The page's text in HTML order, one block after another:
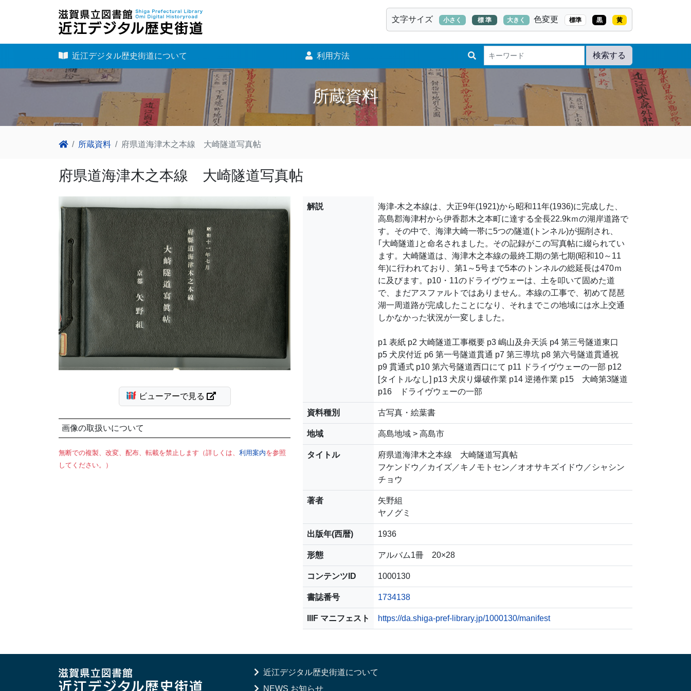
文字サイズ 小さく 標 準 大きく 色変更 標準 黒 黄
近江デジタル歴史街道について 利用方法 検索する
所蔵資料
所蔵資料 府県道海津木之本線 大崎隧道写真帖
府県道海津木之本線 大崎隧道写真帖
ビューアーで見る
画像の取扱いについて
無断での複製、改変、配布、転載を禁止します（詳しくは、 利用案内を参照
してください。）
解説
海津-木之本線は、大正9年(1921)から昭和11年(1936)に完成した、
高島郡海津村から伊香郡木之本町に達する全長22.9kｍの湖岸道路で
す。その中で、海津大崎一帯に5つの隧道(トンネル)が掘削され、
｢大崎隧道｣と命名されました。その記録がこの写真帖に綴られてい
ます。大崎隧道は、海津木之本線の最終工期の第七期(昭和10～11
年)に行われており、第1～5号まで5本のトンネルの総延長は470ｍ
に及びます。p10・11のドライヴウェーは、土を叩いて固めた道
で、まだアスファルトではありません。本線の工事で、初めて琵琶
湖一周道路が完成したことになり、それまでこの地域には水上交通
しかなかった状況が一変しました。
p1 表紙 p2 大崎隧道工事概要 p3 嶋山及弁天浜 p4 第三号隧道東口
p5 犬戻付近 p6 第一号隧道貫通 p7 第三導坑 p8 第六号隧道貫通祝
p9 貫通式 p10 第六号隧道西口にて p11 ドライヴウェーの一部 p12
[タイトルなし] p13 犬戻り爆破作業 p14 逆捲作業 p15 大崎第3隧道
p16 ドライヴウェーの一部
資料種別 古写真・絵葉書
地域 高島地域 > 高島市
タイトル
府県道海津木之本線 大崎隧道写真帖
フケンドウ／カイズ／キノモトセン／オオサキズイドウ／シャシン
チョウ
著者
矢野組
ヤノグミ
出版年(西暦) 1936
形態 アルバム1冊 20×28
コンテンツID 1000130
書誌番号 1734138
IIIF マニフェスト https://da.shiga-pref-library.jp/1000130/manifest
近江デジタル歴史街道について
NEWS お知らせ